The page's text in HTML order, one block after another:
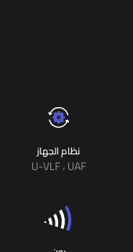
نظام الجهاز
U-VLF ، UAF